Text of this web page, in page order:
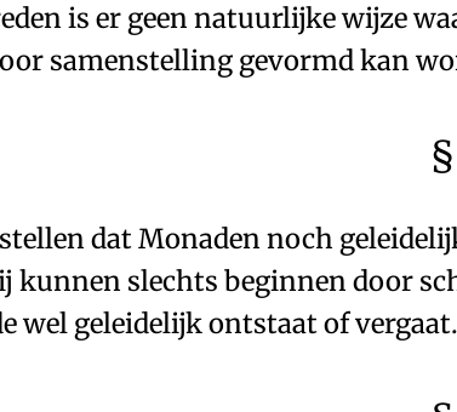
is er geen natuurlijke wijze
samenstelling gevormd kan
datMonaden noch
kunnen slechts beginnen door
wel geleidelijk ontstaat of vergaat.